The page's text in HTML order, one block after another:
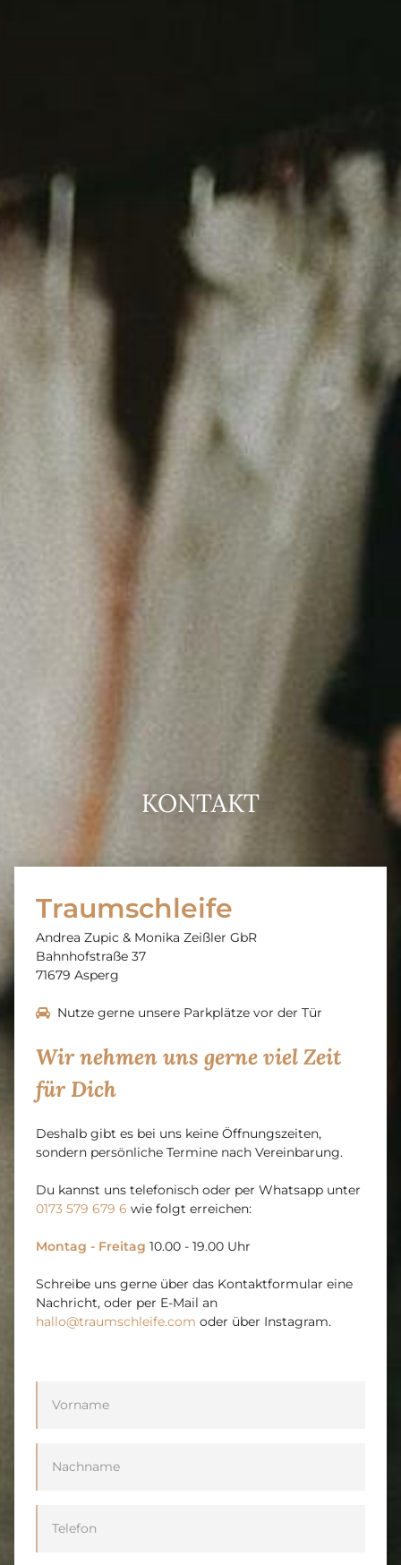
AMO & LUV
KONTAKT
Traumschleife
Andrea Zupic & Monika Zeißler GbR
Bahnhofstraße 37
71679 Asperg
 Nutze gerne unsere Parkplätze vor der Tür
Wir nehmen uns gerne viel Zeit
für Dich
Deshalb gibt es bei uns keine Öffnungszeiten,
sondern persönliche Termine nach Vereinbarung.
Du kannst uns telefonisch oder per Whatsapp unter
0173 579 679 6 wie folgt erreichen:
Montag - Freitag 10.00 - 19.00 Uhr
Schreibe uns gerne über das Kontaktformular eine
Nachricht, oder per E-Mail an
hallo@traumschleife.com oder über Instagram.